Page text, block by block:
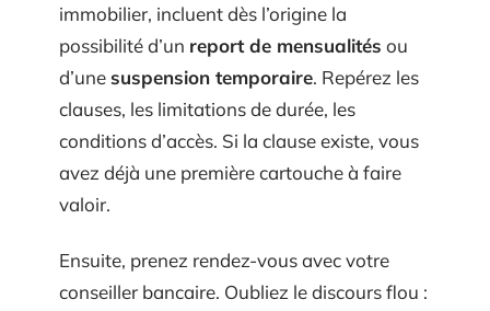
immobilier, incluent dès l’origine la
possibilité d’un report de mensualités ou
d’unesuspension temporaire. Repérez les
clauses, les limitations de durée, les
conditions d’accès. Si la clause existe, vous
avez déjà une première cartouche à faire
valoir.
Ensuite, prenez rendez-vous avec votre
conseiller bancaire. Oubliez le discours flou :